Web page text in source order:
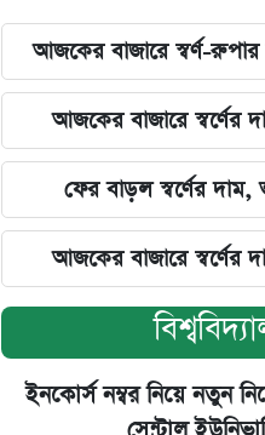
আজকের বাজারে স্বর্ণ-
আজকের বাজারে স্বর্ণের
ফের বাড়ল স্বর্ণের
আজকের বাজারে স্বর্ণের
ইনকোর্স নম্বর নিয়ে নতুন